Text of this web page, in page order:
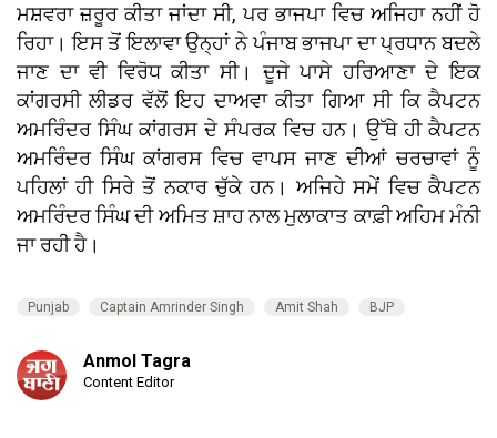
ਮਸ਼ਵਰਾ ਜ਼ਰੂਰ ਕੀਤਾ ਜਾਂਦਾ ਸੀ, ਪਰ ਭਾਜਪਾ ਵਿਚ ਅਜਿਹਾ ਨਹੀਂ ਹੋ
ਰਿਹਾ। ਇਸ ਤੋਂ ਇਲਾਵਾ ਉਨ੍ਹਾਂ ਨੇ ਪੰਜਾਬ ਭਾਜਪਾ ਦਾ ਪ੍ਰਧਾਨ ਬਦਲੇ
ਜਾਣ ਦਾ ਵੀ ਵਿਰੋਧ ਕੀਤਾ ਸੀ। ਦੂਜੇ ਪਾਸੇ ਹਰਿਆਣਾ ਦੇ ਇਕ
ਕਾਂਗਰਸੀ ਲੀਡਰ ਵੱਲੋਂ ਇਹ ਦਾਅਵਾ ਕੀਤਾ ਗਿਆ ਸੀ ਕਿ ਕੈਪਟਨ
ਅਮਰਿੰਦਰ ਸਿੰਘ ਕਾਂਗਰਸ ਦੇ ਸੰਪਰਕ ਵਿਚ ਹਨ। ਉੱਥੇ ਹੀ ਕੈਪਟਨ
ਅਮਰਿੰਦਰ ਸਿੰਘ ਕਾਂਗਰਸ ਵਿਚ ਵਾਪਸ ਜਾਣ ਦੀਆਂ ਚਰਚਾਵਾਂ ਨੂੰ
ਪਹਿਲਾਂ ਹੀ ਸਿਰੇ ਤੋਂ ਨਕਾਰ ਚੁੱਕੇ ਹਨ। ਅਜਿਹੇ ਸਮੇਂ ਵਿਚ ਕੈਪਟਨ
ਅਮਰਿੰਦਰ ਸਿੰਘ ਦੀ ਅਮਿਤ ਸ਼ਾਹ ਨਾਲ ਮੁਲਾਕਾਤ ਕਾਫ਼ੀ ਅਹਿਮ ਮੰਨੀ
ਜਾ ਰਹੀ ਹੈ।
Punjab Captain Amrinder Singh Amit Shah BJP
Anmol Tagra
Content Editor